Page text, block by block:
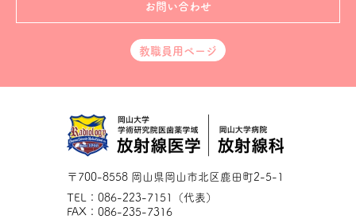
〒700-8558 岡山県岡山市北区鹿田町2-5-1
TEL：086-223-7151（代表）
FAX：086-235-7316
お問い合わせ
教職員用ページ